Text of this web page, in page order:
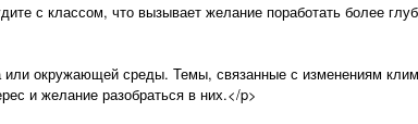
с классом, что вызывает желание поработать более
окружающей среды. Темы, связанные с изменениям
и желание разобраться в них.</p>